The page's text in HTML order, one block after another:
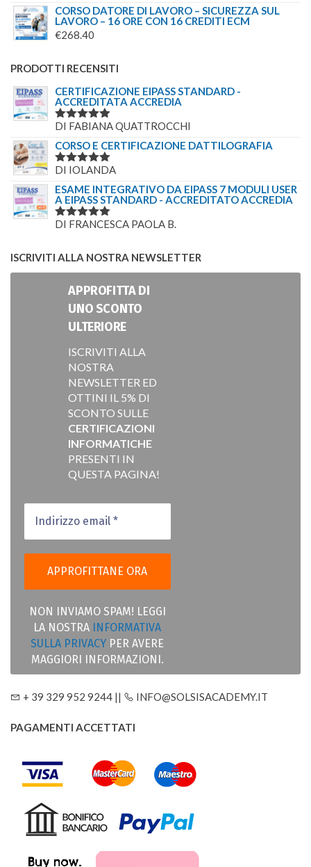
CORSO DATORE DI LAVORO – SICUREZZA SUL
LAVORO – 16 ORE CON 16 CREDITI ECM
€268.40
PRODOTTI RECENSITI
CERTIFICAZIONE EIPASS STANDARD -
ACCREDITATA ACCREDIA
VALUTATO
DI FABIANA QUATTROCCHI
CORSO E CERTIFICAZIONE DATTILOGRAFIA
VALUTATO
DI IOLANDA
ESAME INTEGRATIVO DA EIPASS 7 MODULI USER
A EIPASS STANDARD - ACCREDITATO ACCREDIA
VALUTATO
DI FRANCESCA PAOLA B.
ISCRIVITI ALLA NOSTRA NEWSLETTER
APPROFITTA DI
UNO SCONTO
ULTERIORE
ISCRIVITI ALLA
NOSTRA
NEWSLETTER ED
OTTINI IL 5% DI
SCONTO SULLE
CERTIFICAZIONI
INFORMATICHE
PRESENTI IN
QUESTA PAGINA!
NON INVIAMO SPAM! LEGGI
LA NOSTRA
INFORMATIVA
SULLA PRIVACY PER AVERE
MAGGIORI INFORMAZIONI.
+ 39 329 952 9244 || INFO@SOLSISACADEMY.IT
PAGAMENTI ACCETTATI